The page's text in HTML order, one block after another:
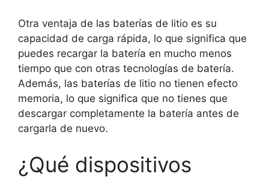
Otra ventaja de las baterías de litio es su
capacidad de carga rápida, lo que significa que
puedes recargar la batería en mucho menos
tiempo que con otras tecnologías de batería.
Además, las baterías de litio no tienen efecto
memoria, lo que significa que no tienes que
descargar completamente la batería antes de
cargarla de nuevo.
¿Qué dispositivos